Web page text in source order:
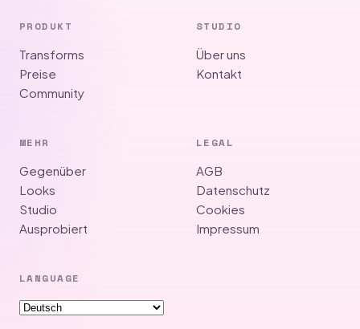
PRODUKT
Transforms
Preise
Community
STUDIO
Über uns
Kontakt
MEHR
Gegenüber
Looks
Studio
Ausprobiert
LEGAL
AGB
Datenschutz
Cookies
Impressum
LANGUAGE